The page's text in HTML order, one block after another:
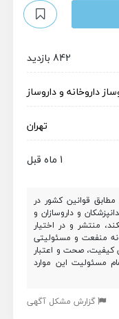
842 بازدید
داروخانه و داروساز
تهران
1 ماه قبل
قوانین کشور در
و داروسازان و
منتشر و در اختیار
منفعت و مسئولیتی
کیفیت، صحت و اعتبار
مسئولیت این موارد
گزارش مشکل آگهی